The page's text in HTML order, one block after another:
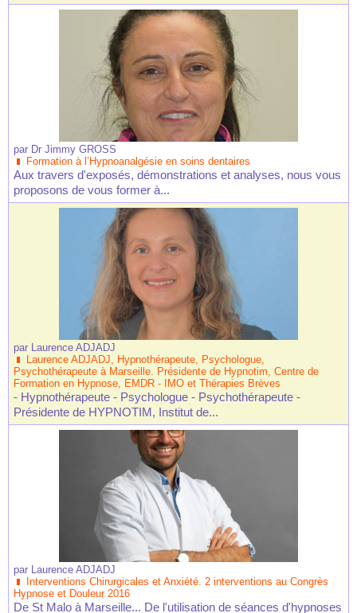
par Dr Jimmy GROSS
Formation à l’Hypnoanalgésie en soins dentaires
Aux travers d'exposés, démonstrations et analyses, nous vous
proposons de vous former à...
par Laurence ADJADJ
Laurence ADJADJ, Hypnothérapeute, Psychologue,
Psychothérapeute à Marseille. Présidente de Hypnotim, Centre de
Formation en Hypnose, EMDR - IMO et Thérapies Brèves
- Hypnothérapeute - Psychologue - Psychothérapeute -
Présidente de HYPNOTIM, Institut de...
par Laurence ADJADJ
Interventions Chirurgicales et Anxiété. 2 interventions au Congrès
Hypnose et Douleur 2016
De St Malo à Marseille... De l'utilisation de séances d'hypnoses